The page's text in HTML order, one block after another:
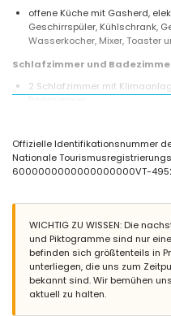
offene Küche mit Gasherd,
Geschirrspüler, Kühlschrank,
Wasserkocher, Mixer, Toaster
Schlafzimmer und
2 Schlafzimmer mit
Badezimmer
2 Schlafzimmer mit
en-suite Badezimmer mit
en-suite Badezimmer mit
2 Badezimmer jeweils mit
Exterieur der Villa
großes und eingezäuntes
privater Pool mit den Maßen
Offizielle Identifikationsnummer
Nationale
6000000000000000000VT-
WICHTIG ZU WISSEN: Die
und Piktogramme sind nur
befinden sich größtenteils in
unterliegen, die uns zum
bekannt sind. Wir bemühen
aktuell zu halten.